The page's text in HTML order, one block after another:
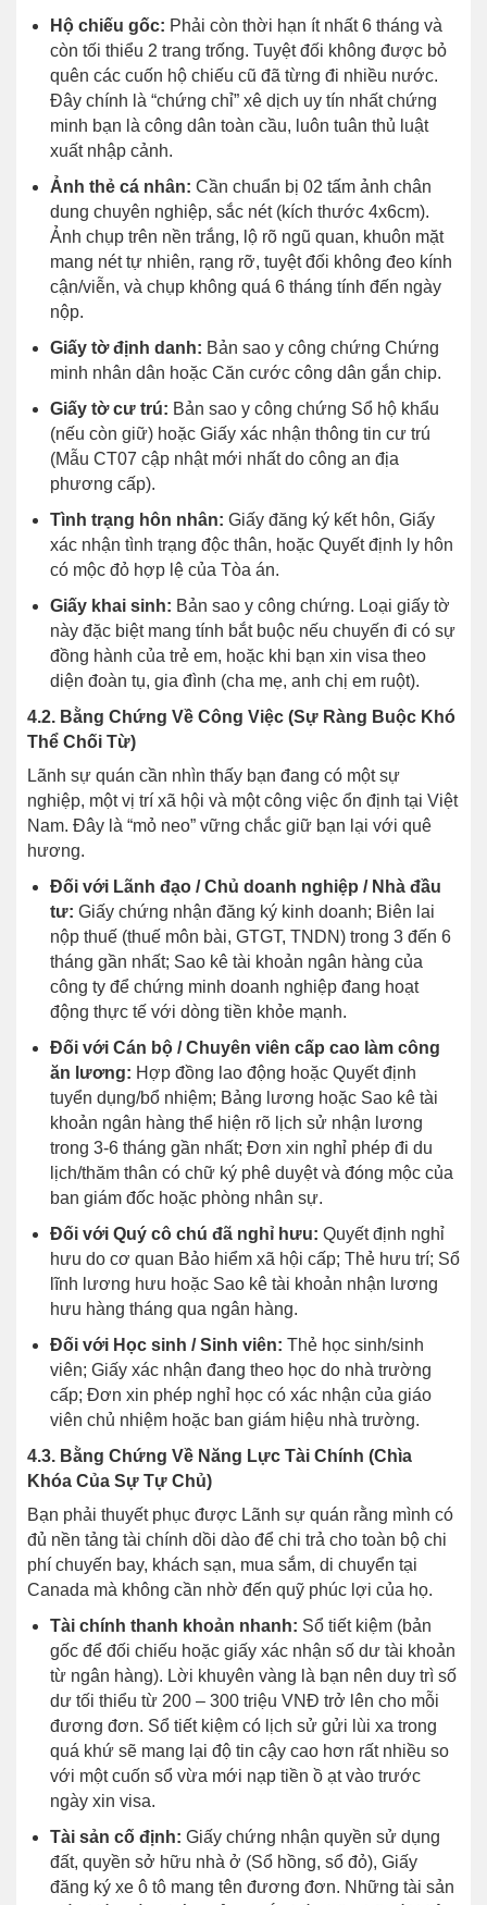
Hộ chiếu gốc: Phải còn thời hạn ít nhất 6 tháng và
còn tối thiểu 2 trang trống. Tuyệt đối không được bỏ
quên các cuốn hộ chiếu cũ đã từng đi nhiều nước.
Đây chính là “chứng chỉ” xê dịch uy tín nhất chứng
minh bạn là công dân toàn cầu, luôn tuân thủ luật
xuất nhập cảnh.
Ảnh thẻ cá nhân: Cần chuẩn bị 02 tấm ảnh chân
dung chuyên nghiệp, sắc nét (kích thước 4x6cm).
Ảnh chụp trên nền trắng, lộ rõ ngũ quan, khuôn mặt
mang nét tự nhiên, rạng rỡ, tuyệt đối không đeo kính
cận/viễn, và chụp không quá 6 tháng tính đến ngày
nộp.
Giấy tờ định danh: Bản sao y công chứng Chứng
minh nhân dân hoặc Căn cước công dân gắn chip.
Giấy tờ cư trú: Bản sao y công chứng Sổ hộ khẩu
(nếu còn giữ) hoặc Giấy xác nhận thông tin cư trú
(Mẫu CT07 cập nhật mới nhất do công an địa
phương cấp).
Tình trạng hôn nhân: Giấy đăng ký kết hôn, Giấy
xác nhận tình trạng độc thân, hoặc Quyết định ly hôn
có mộc đỏ hợp lệ của Tòa án.
Giấy khai sinh: Bản sao y công chứng. Loại giấy tờ
này đặc biệt mang tính bắt buộc nếu chuyến đi có sự
đồng hành của trẻ em, hoặc khi bạn xin visa theo
diện đoàn tụ, gia đình (cha mẹ, anh chị em ruột).
4.2. Bằng Chứng Về Công Việc (Sự Ràng Buộc Khó
Thể Chối Từ)
Lãnh sự quán cần nhìn thấy bạn đang có một sự
nghiệp, một vị trí xã hội và một công việc ổn định tại Việt
Nam. Đây là “mỏ neo” vững chắc giữ bạn lại với quê
hương.
Đối với Lãnh đạo / Chủ doanh nghiệp / Nhà đầu
tư: Giấy chứng nhận đăng ký kinh doanh; Biên lai
nộp thuế (thuế môn bài, GTGT, TNDN) trong 3 đến 6
tháng gần nhất; Sao kê tài khoản ngân hàng của
công ty để chứng minh doanh nghiệp đang hoạt
động thực tế với dòng tiền khỏe mạnh.
Đối với Cán bộ / Chuyên viên cấp cao làm công
ăn lương: Hợp đồng lao động hoặc Quyết định
tuyển dụng/bổ nhiệm; Bảng lương hoặc Sao kê tài
khoản ngân hàng thể hiện rõ lịch sử nhận lương
trong 3-6 tháng gần nhất; Đơn xin nghỉ phép đi du
lịch/thăm thân có chữ ký phê duyệt và đóng mộc của
ban giám đốc hoặc phòng nhân sự.
Đối với Quý cô chú đã nghỉ hưu: Quyết định nghỉ
hưu do cơ quan Bảo hiểm xã hội cấp; Thẻ hưu trí; Sổ
lĩnh lương hưu hoặc Sao kê tài khoản nhận lương
hưu hàng tháng qua ngân hàng.
Đối với Học sinh / Sinh viên: Thẻ học sinh/sinh
viên; Giấy xác nhận đang theo học do nhà trường
cấp; Đơn xin phép nghỉ học có xác nhận của giáo
viên chủ nhiệm hoặc ban giám hiệu nhà trường.
4.3. Bằng Chứng Về Năng Lực Tài Chính (Chìa
Khóa Của Sự Tự Chủ)
Bạn phải thuyết phục được Lãnh sự quán rằng mình có
đủ nền tảng tài chính dồi dào để chi trả cho toàn bộ chi
phí chuyến bay, khách sạn, mua sắm, di chuyển tại
Canada mà không cần nhờ đến quỹ phúc lợi của họ.
Tài chính thanh khoản nhanh: Sổ tiết kiệm (bản
gốc để đối chiếu hoặc giấy xác nhận số dư tài khoản
từ ngân hàng). Lời khuyên vàng là bạn nên duy trì số
dư tối thiểu từ 200 – 300 triệu VNĐ trở lên cho mỗi
đương đơn. Sổ tiết kiệm có lịch sử gửi lùi xa trong
quá khứ sẽ mang lại độ tin cậy cao hơn rất nhiều so
với một cuốn sổ vừa mới nạp tiền ồ ạt vào trước
ngày xin visa.
Tài sản cố định: Giấy chứng nhận quyền sử dụng
đất, quyền sở hữu nhà ở (Sổ hồng, sổ đỏ), Giấy
đăng ký xe ô tô mang tên đương đơn. Những tài sản